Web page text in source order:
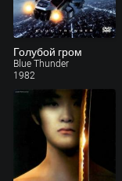
Голубой гром
Blue Thunder
1982